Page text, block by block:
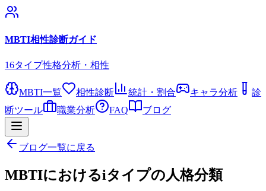
MBTI相性診断ガイド
16タイプ性格分析・相性
MBTI一覧 相性診断 統計・割合 キャラ分析
診
断ツール
職業分析 FAQ ブログ
ブログ一覧に戻る
MBTIにおけるiタイプの人格分類